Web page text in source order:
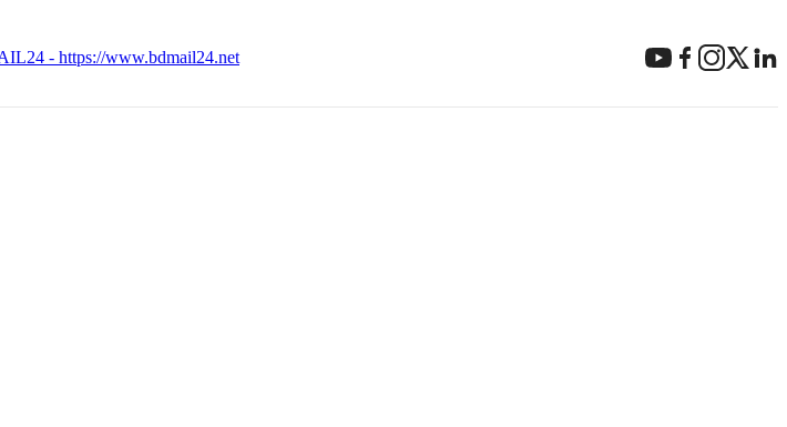
- https://www.bdmail24.net